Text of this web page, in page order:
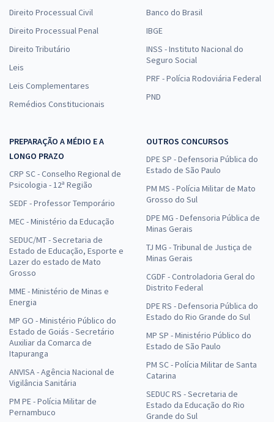
Direito Processual Civil
Direito Processual Penal
Direito Tributário
Leis
Leis Complementares
Remédios Constitucionais
Banco do Brasil
IBGE
INSS - Instituto Nacional do
Seguro Social
PRF - Polícia Rodoviária Federal
PND
PREPARAÇÃO A MÉDIO E A
LONGO PRAZO
CRP SC - Conselho Regional de
Psicologia - 12ª Região
SEDF - Professor Temporário
MEC - Ministério da Educação
SEDUC/MT - Secretaria de
Estado de Educação, Esporte e
Lazer do estado de Mato
Grosso
MME - Ministério de Minas e
Energia
MP GO - Ministério Público do
Estado de Goiás - Secretário
Auxiliar da Comarca de
Itapuranga
ANVISA - Agência Nacional de
Vigilância Sanitária
PM PE - Polícia Militar de
Pernambuco
OUTROS CONCURSOS
DPE SP - Defensoria Pública do
Estado de São Paulo
PM MS - Polícia Militar de Mato
Grosso do Sul
DPE MG - Defensoria Pública de
Minas Gerais
TJ MG - Tribunal de Justiça de
Minas Gerais
CGDF - Controladoria Geral do
Distrito Federal
DPE RS - Defensoria Pública do
Estado do Rio Grande do Sul
MP SP - Ministério Público do
Estado de São Paulo
PM SC - Polícia Militar de Santa
Catarina
SEDUC RS - Secretaria de
Estado da Educação do Rio
Grande do Sul